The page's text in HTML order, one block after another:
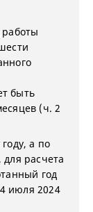
работы
быть
(ч. 2
а по
расчета
год
июля 2024